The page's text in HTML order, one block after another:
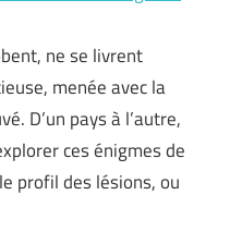
ne se livrent
menée avec la
D’un pays à l’autre,
ces énigmes de
profil des lésions, ou